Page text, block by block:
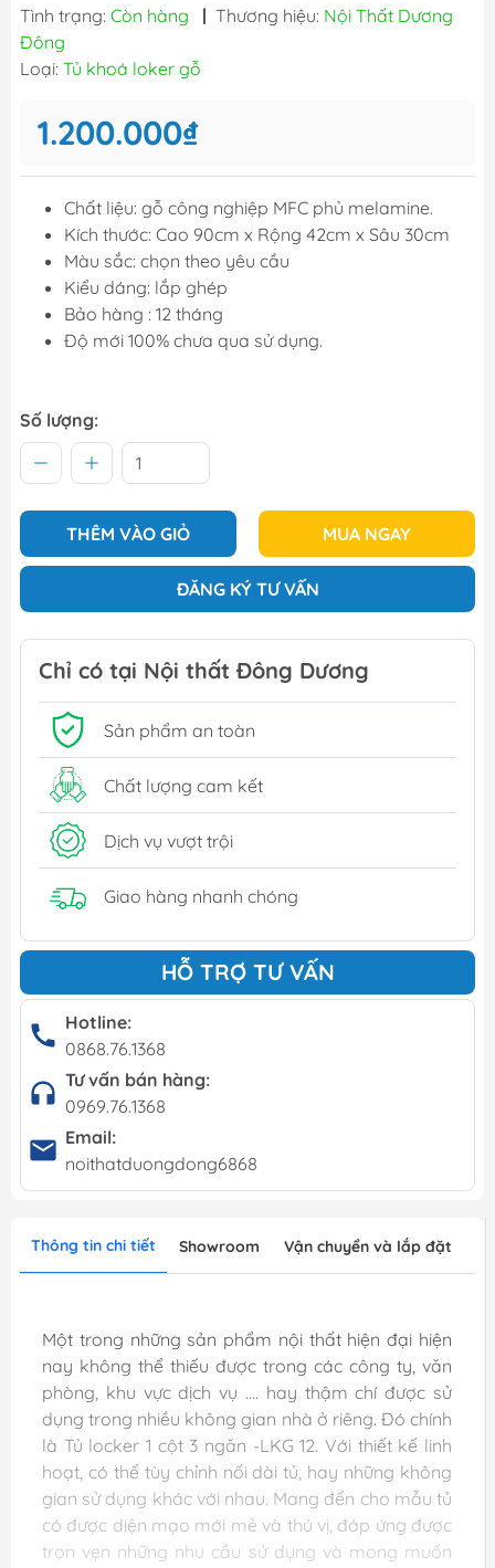
Tình trạng: Còn hàng | Thương hiệu: Nội Thất Dương
Đông
Loại: Tủ khoá loker gỗ
1.200.000₫
Chất liệu: gỗ công nghiệp MFC phủ melamine.
Kích thước: Cao 90cm x Rộng 42cm x Sâu 30cm
Màu sắc: chọn theo yêu cầu
Kiểu dáng: lắp ghép
Bảo hàng : 12 tháng
Độ mới 100% chưa qua sử dụng.
Số lượng:
THÊM VÀO GIỎ MUA NGAY
ĐĂNG KÝ TƯ VẤN
Chỉ có tại Nội thất Đông Dương
Sản phẩm an toàn
Chất lượng cam kết
Dịch vụ vượt trội
Giao hàng nhanh chóng
HỖ TRỢ TƯ VẤN
Hotline:
0868.76.1368
Tư vấn bán hàng:
0969.76.1368
Email:
noithatduongdong6868
Thông tin chi tiết Showroom Vận chuyển và lắp đặt
Một trong những sản phẩm nội thất hiện đại hiện
nay không thể thiếu được trong các công ty, văn
phòng, khu vực dịch vụ .... hay thậm chí được sử
dụng trong nhiều không gian nhà ở riêng. Đó chính
là Tủ locker 1 cột 3 ngăn -LKG 12. Với thiết kế linh
hoạt, có thể tùy chỉnh nối dài tủ, hay những không
gian sử dụng khác với nhau. Mang đến cho mẫu tủ
có được diện mạo mới mẻ và thú vị, đáp ứng được
trọn vẹn những nhu cầu sử dụng và mong muốn